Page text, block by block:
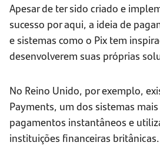
Apesar de ter sido criado e
sucesso por aqui, a ideia de
e sistemas como o Pix tem
desenvolverem suas próprias
No Reino Unido, por exemplo,
Payments, um dos sistemas
pagamentos instantâneos e
instituições financeiras britânicas.